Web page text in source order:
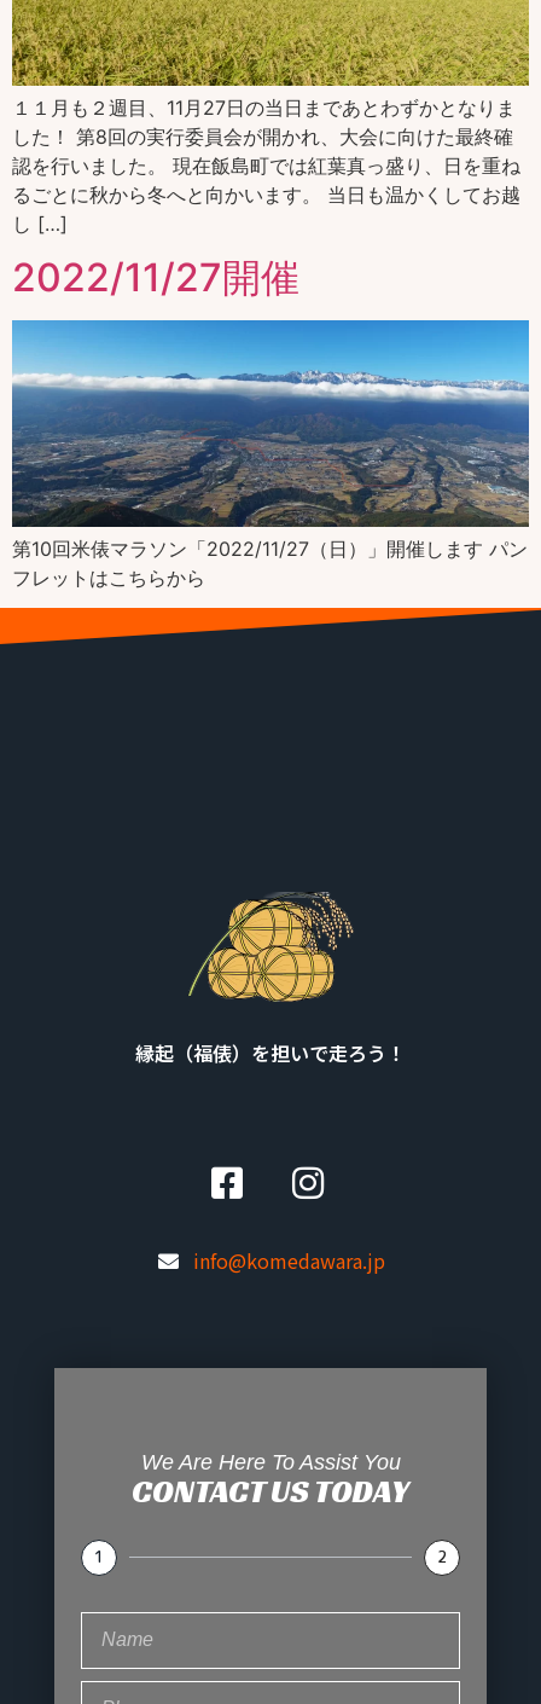
１１月も２週目、11月27日の当日まであとわずかとなりま
した！ 第8回の実行委員会が開かれ、大会に向けた最終確
認を行いました。 現在飯島町では紅葉真っ盛り、日を重ね
るごとに秋から冬へと向かいます。 当日も温かくしてお越
し […]
2022/11/27開催
第10回米俵マラソン「2022/11/27（日）」開催します パン
フレットはこちらから
縁起（福俵）を担いで走ろう！
info@komedawara.jp
We Are Here To Assist You
CONTACT US TODAY
1 2